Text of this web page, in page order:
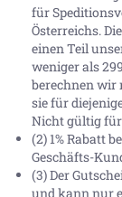
für
Österreichs.
einen Teil
weniger als
berechnen wir
sie für
Nicht gültig
(2) 1% Rabatt
Geschäfts-
(3) Der
und kann nur